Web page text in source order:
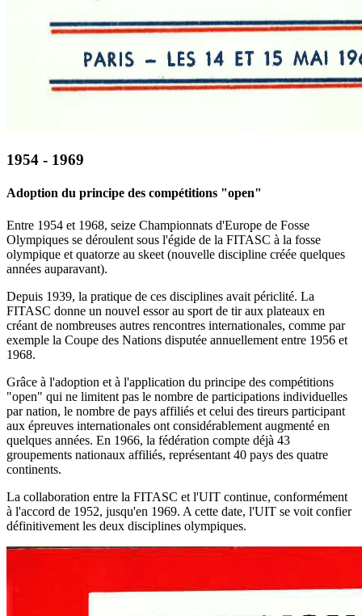
1954 - 1969
Adoption du principe des compétitions "open"
Entre 1954 et 1968, seize Championnats d'Europe de Fosse
Olympiques se déroulent sous l'égide de la FITASC à la fosse
olympique et quatorze au skeet (nouvelle discipline créée quelques
années auparavant).
Depuis 1939, la pratique de ces disciplines avait périclité. La
FITASC donne un nouvel essor au sport de tir aux plateaux en
créant de nombreuses autres rencontres internationales, comme par
exemple la Coupe des Nations disputée annuellement entre 1956 et
1968.
Grâce à l'adoption et à l'application du principe des compétitions
"open" qui ne limitent pas le nombre de participations individuelles
par nation, le nombre de pays affiliés et celui des tireurs participant
aux épreuves internationales ont considérablement augmenté en
quelques années. En 1966, la fédération compte déjà 43
groupements nationaux affiliés, représentant 40 pays des quatre
continents.
La collaboration entre la FITASC et l'UIT continue, conformément
à l'accord de 1952, jusqu'en 1969. A cette date, l'UIT se voit confier
définitivement les deux disciplines olympiques.